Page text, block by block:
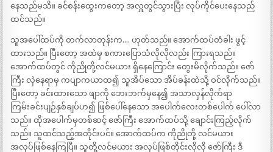
နေသည်မသိ။ ခင်စန်းထွေးကတော့ အလှူတွင်သွားပြီး လုပ်ကိုင်ပေးနေသည်
ထင်သည်။
သူအပေါ်ထပ်ကို တက်လာတုန်းက…. ဟုတ်သည်။ အောက်ထပ်တံခါး ဖွင့်
ထားသည်။ ပြီးတော့ အထဲမှ စကားပြောသံလိုလိုလည်း ကြားရသည်။
အောက်ထပ်တွင် ကိုညိုတို့လင်မယား ရှိနေကြောင်း တွေးမိလိုက်သည်။ ဇော်
ကြီး လှဲနေရာမှ ကပျာကယာထ၍ သူအိပ်သော အိပ်ခန်းထဲသို့ ဝင်လိုက်သည်။
ပြီးတော့ ခင်းထားသော ဖျာကို ဘေးဘက်မှနေ၍ အသာလှန်လိုက်ရာ
ကြမ်းခင်းပျဉ်နှစ်ချပ်ဟ၍ ဖြစ်ပေါ်နေသော အပေါက်လေးတစ်ပေါက် ပေါ်လာ
သည်။ ထိုအပေါက်မှတစ်ဆင့် ဇော်ကြီး အောက်ထပ်သို့ ချောင်းကြည့်လိုက်
သည်။ သူထင်သည့်အတိုင်းပင်။ အောက်ထပ်က ကိုညိုတို့ လင်မယား
အလုပ်ဖြစ်နေကြပြီ။ သူတို့လင်မယား အလုပ်ဖြစ်တိုင်းလိုလို ဇော်ကြီး ဒီ